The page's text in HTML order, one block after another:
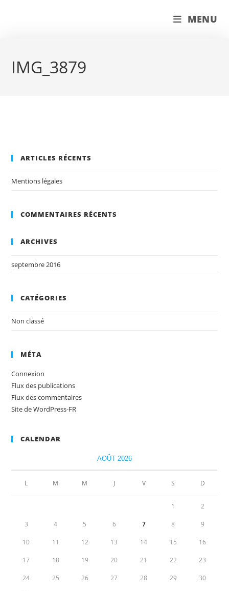
MENU
IMG_3879
ARTICLES RÉCENTS
Mentions légales
COMMENTAIRES RÉCENTS
ARCHIVES
septembre 2016
CATÉGORIES
Non classé
MÉTA
Connexion
Flux des publications
Flux des commentaires
Site de WordPress-FR
CALENDAR
AOÛT 2026
L M M J V S D
1 2
3 4 5 6 7 8 9
10 11 12 13 14 15 16
17 18 19 20 21 22 23
24 25 26 27 28 29 30